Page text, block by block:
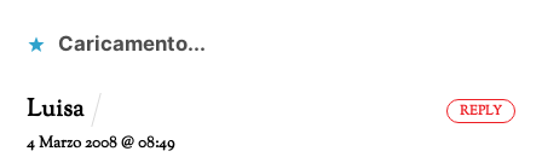
Caricamento...
Luisa
4 Marzo 2008 @ 08:49
REPLY